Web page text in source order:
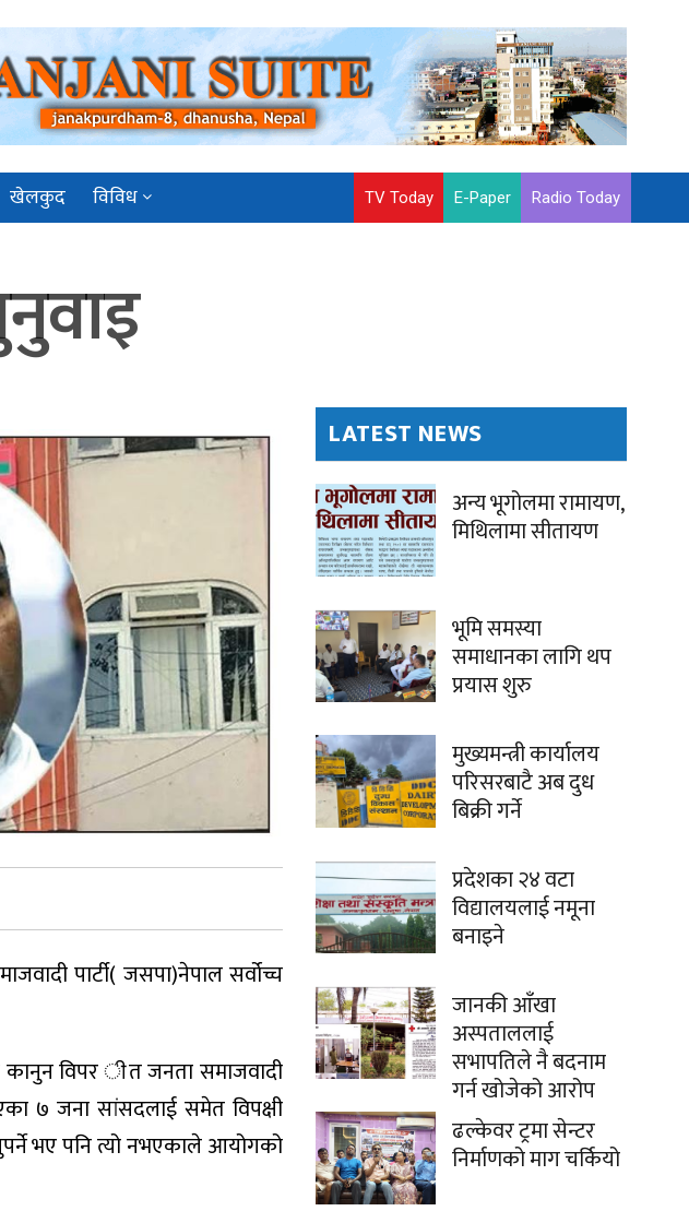
खेलकुद विविध TV Today E-Paper Radio Today
पार्टी( जसपा)नेपाल सर्वोच्च
कानुन विपर ीत जनता समाजवादी
७ जना सांसदलाई समेत विपक्षी
भए पनि त्यो नभएकाले आयोगको
LATEST NEWS
अन्य भूगोलमा रामायण,
मिथिलामा सीतायण
भूमि समस्या
समाधानका लागि थप
प्रयास शुरु
मुख्यमन्त्री कार्यालय
परिसरबाटै अब दुध
बिक्री गर्ने
प्रदेशका २४ वटा
विद्यालयलाई नमूना
बनाइने
जानकी आँखा
अस्पताललाई
सभापतिले नै बदनाम
गर्न खोजेको आरोप
ढल्केवर ट्रमा सेन्टर
निर्माणको माग चर्कियो